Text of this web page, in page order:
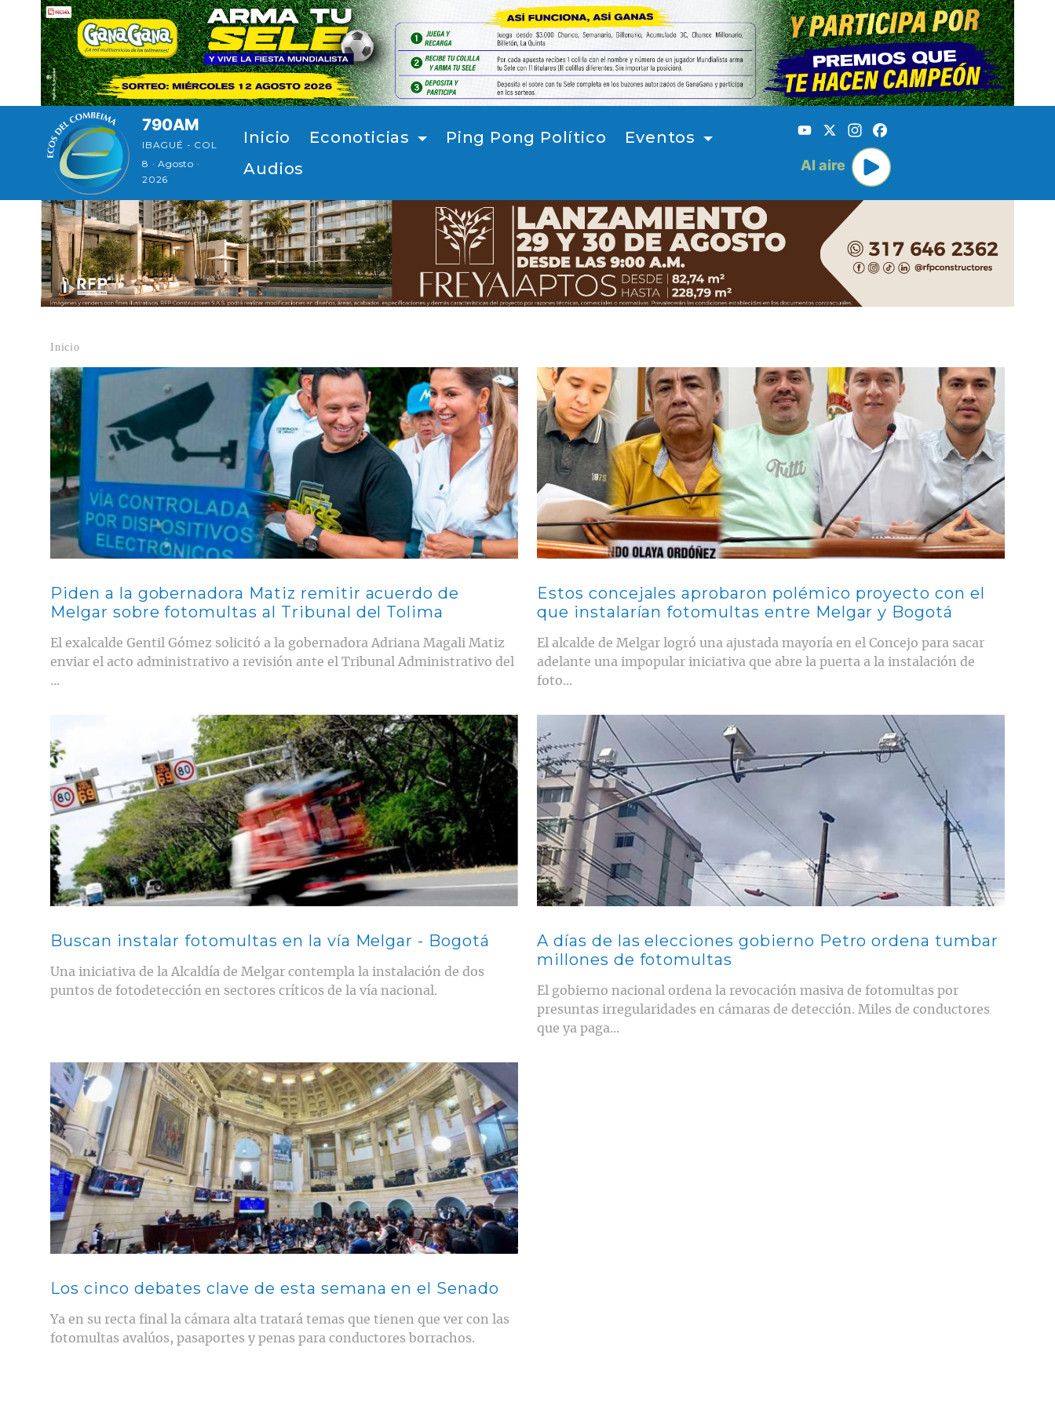
Pasar al contenido principal
790AM
IBAGUÉ - COL
8 · Agosto ·
2026
Inicio Econoticias Ping Pong Político
Eventos
Audios
YouTube
X Instagram
Al aire
Inicio
Contenido multimedia principal
Piden a la gobernadora Matiz remitir acuerdo de
Melgar sobre fotomultas al Tribunal del Tolima
El exalcalde Gentil Gómez solicitó a la gobernadora Adriana Magali Matiz
enviar el acto administrativo a revisión ante el Tribunal Administrativo del
...
Contenido multimedia principal
Estos concejales aprobaron polémico proyecto con el
que instalarían fotomultas entre Melgar y Bogotá
El alcalde de Melgar logró una ajustada mayoría en el Concejo para sacar
adelante una impopular iniciativa que abre la puerta a la instalación de
foto...
Contenido multimedia principal
Buscan instalar fotomultas en la vía Melgar - Bogotá
Una iniciativa de la Alcaldía de Melgar contempla la instalación de dos
puntos de fotodetección en sectores críticos de la vía nacional.
Contenido multimedia principal
A días de las elecciones gobierno Petro ordena tumbar
millones de fotomultas
El gobierno nacional ordena la revocación masiva de fotomultas por
presuntas irregularidades en cámaras de detección. Miles de conductores
que ya paga...
Contenido multimedia principal
Los cinco debates clave de esta semana en el Senado
Ya en su recta final la cámara alta tratará temas que tienen que ver con las
fotomultas avalúos, pasaportes y penas para conductores borrachos.